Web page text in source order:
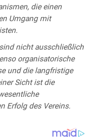
die einen
Umgang mit
nicht ausschließlich
organisatorische
und die langfristige
Sicht ist die
Erfolg des Vereins.